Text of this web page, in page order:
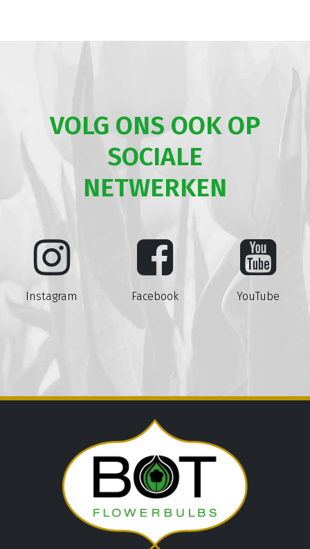
VOLG ONS OOK OP
SOCIALE
NETWERKEN
Instagram Facebook YouTube